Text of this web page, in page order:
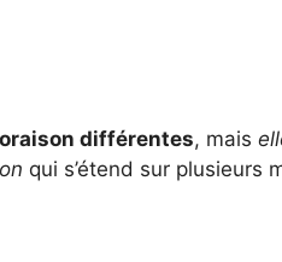
différentes, mais
qui s’étend sur plusieurs